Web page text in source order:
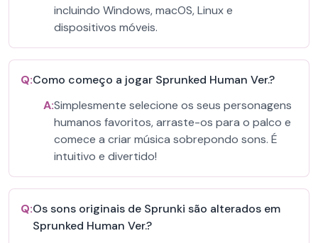
incluindo Windows, macOS, Linux e
dispositivos móveis.
Q:Como começo a jogar Sprunked Human Ver.?
A:Simplesmente selecione os seus personagens
humanos favoritos, arraste-os para o palco e
comece a criar música sobrepondo sons. É
intuitivo e divertido!
Q:Os sons originais de Sprunki são alterados em
Sprunked Human Ver.?